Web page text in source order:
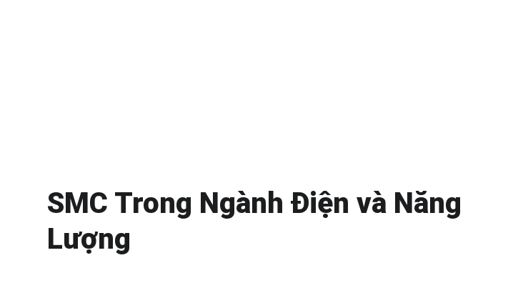
SMC Trong Ngành Điện và Năng
Lượng